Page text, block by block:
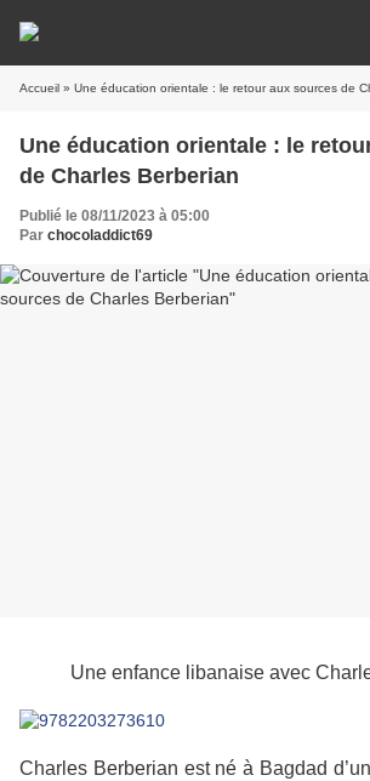
Accueil » Une éducation orientale : le retour aux sources de
Une éducation orientale : le
de Charles Berberian
Publié le 08/11/2023 à 05:00
Par chocoladdict69
Une enfance libanaise avec
Charles Berberian est né à Bagdad